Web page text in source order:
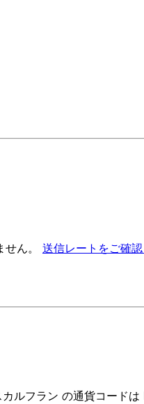
ん。 送信レートをご確認
ルフラン の通貨コードは